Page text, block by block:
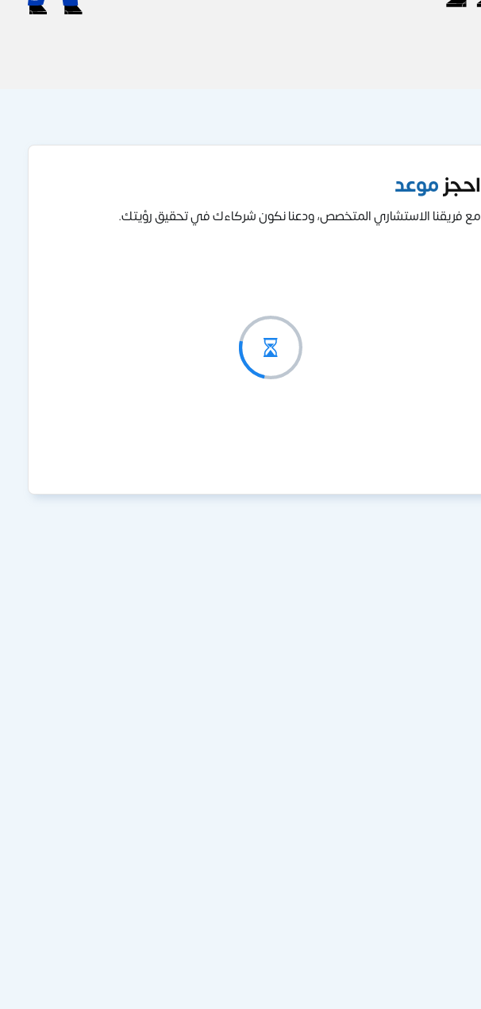
احجزموعد
مع فريقنا الاستشاري المتخصص، ودعنا نكون شركاءك في تحقيق رؤيتك.